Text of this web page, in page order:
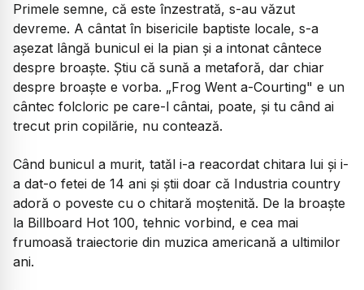
Primele semne, că este înzestrată, s-au văzut
devreme. A cântat în bisericile baptiste locale, s-a
așezat lângă bunicul ei la pian și a intonat cântece
despre broaște. Știu că sună a metaforă, dar chiar
despre broaște e vorba. „Frog Went a-Courting" e un
cântec folcloric pe care-l cântai, poate, și tu când ai
trecut prin copilărie, nu contează.
Când bunicul a murit, tatăl i-a reacordat chitara lui și i-
a dat-o fetei de 14 ani și știi doar că Industria country
adoră o poveste cu o chitară moștenită. De la broaște
la Billboard Hot 100, tehnic vorbind, e cea mai
frumoasă traiectorie din muzica americană a ultimilor
ani.